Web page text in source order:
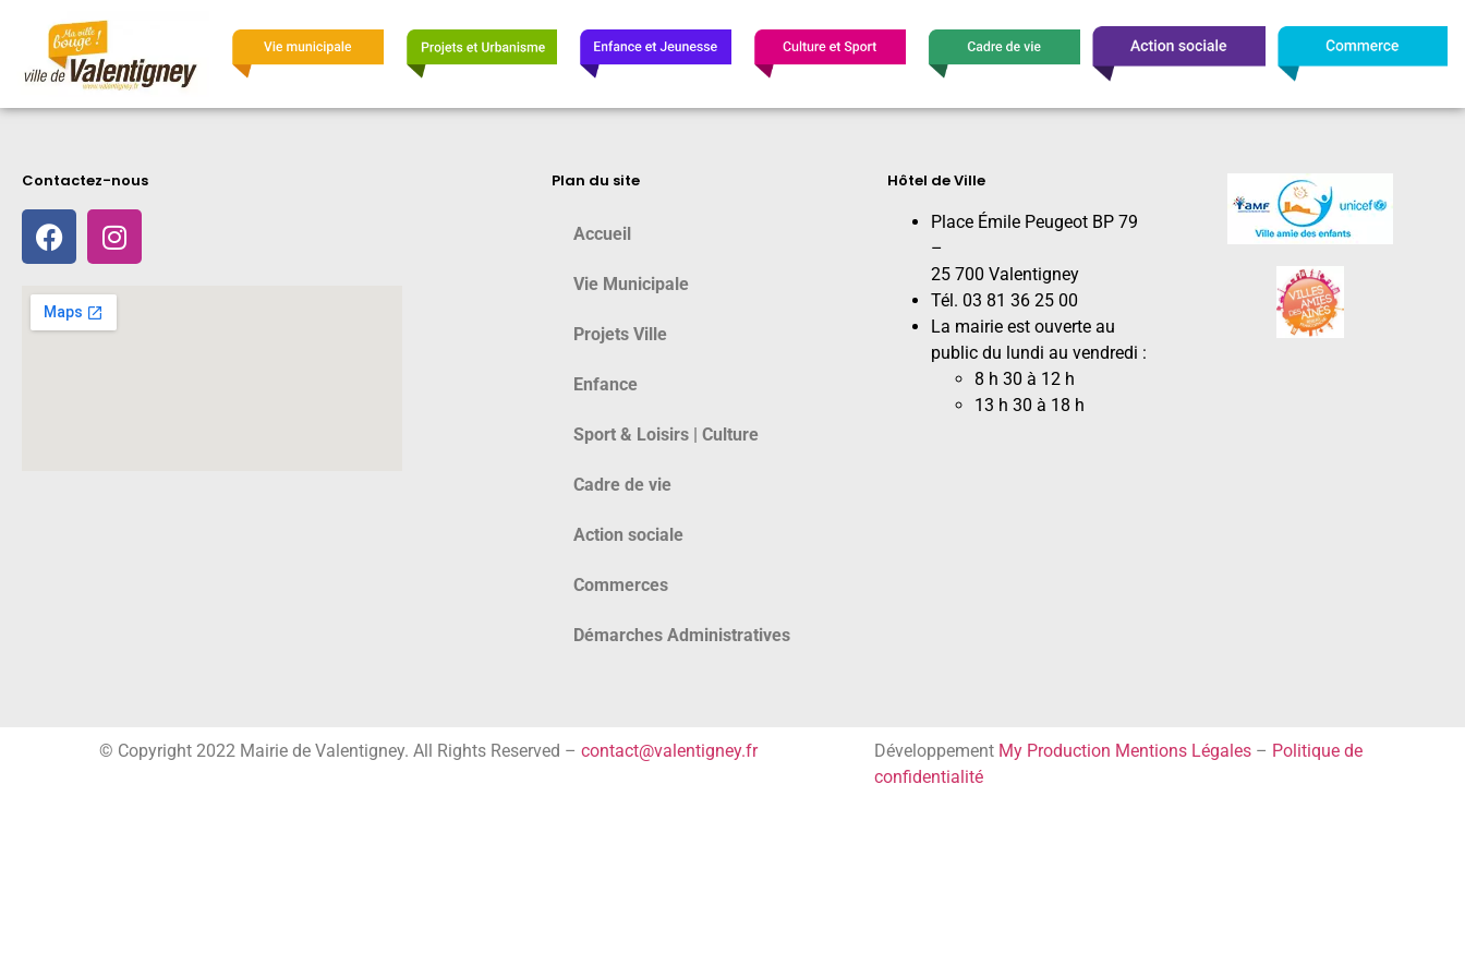
Contactez-nous Plan du site
Accueil
Vie Municipale
Projets Ville
Enfance
Sport & Loisirs | Culture
Cadre de vie
Action sociale
Commerces
Démarches Administratives
Hôtel de Ville
Place Émile Peugeot BP 79
–
25 700 Valentigney
Tél. 03 81 36 25 00
La mairie est ouverte au
public du lundi au vendredi :
8 h 30 à 12 h
13 h 30 à 18 h
© Copyright 2022 Mairie de Valentigney. All Rights Reserved – contact@valentigney.fr Développement My Production Mentions Légales– Politique de
confidentialité